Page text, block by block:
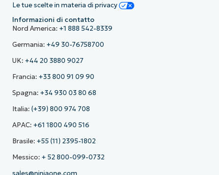
Le tue scelte in materia di privacy
Informazioni di contatto
Nord America: +1 888 542-8339
Germania: +49 30-76758700
UK: +44 20 3880 9027
Francia: +33 800 91 09 90
Spagna: +34 930 03 80 68
Italia: (+39) 800 974 708
APAC: +61 1800 490 516
Brasile: +55 (11) 2395-1802
Messico: + 52 800-099-0732
sales@ninjaone.com